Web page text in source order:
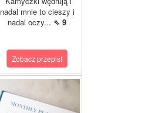
nadal mnie to cieszy i
nadal oczy... ⇖ 9
Zobacz przepis!